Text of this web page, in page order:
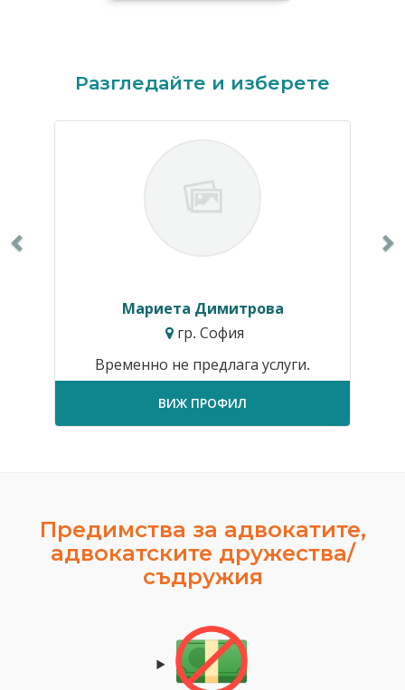
Разгледайте и изберете
Мариета Димитрова
гр. София
Временно не предлага услуги.
ВИЖ ПРОФИЛ
Предимства за адвокатите,
адвокатските дружества/
съдружия